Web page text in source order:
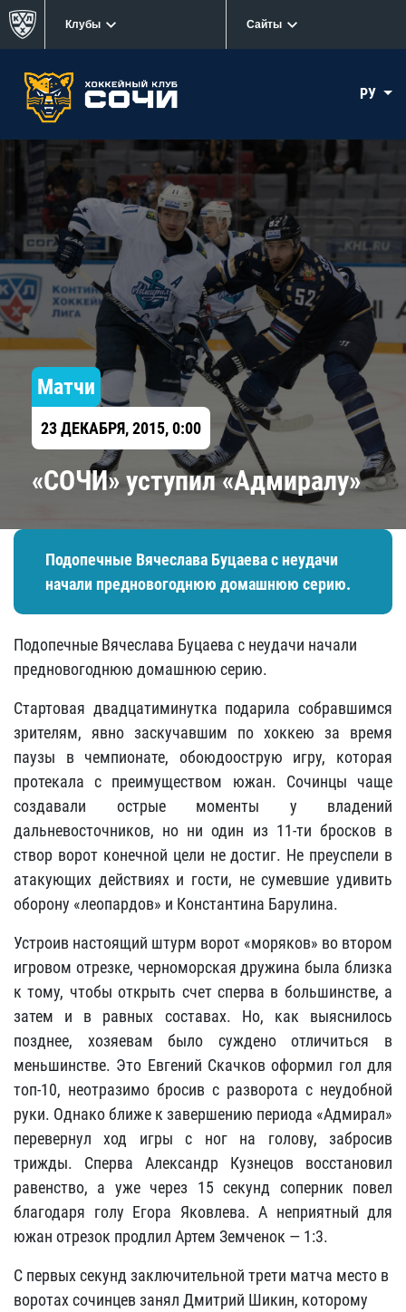
Клубы Сайты
РУ
Матчи
23 ДЕКАБРЯ, 2015, 0:00
«СОЧИ» уступил «Адмиралу»
Подопечные Вячеслава Буцаева с неудачи
начали предновогоднюю домашнюю серию.
Подопечные Вячеслава Буцаева с неудачи начали
предновогоднюю домашнюю серию.
Стартовая двадцатиминутка подарила собравшимся
зрителям, явно заскучавшим по хоккею за время
паузы в чемпионате, обоюдоострую игру, которая
протекала с преимуществом южан. Сочинцы чаще
создавали острые моменты у владений
дальневосточников, но ни один из 11-ти бросков в
створ ворот конечной цели не достиг. Не преуспели в
атакующих действиях и гости, не сумевшие удивить
оборону «леопардов» и Константина Барулина.
Устроив настоящий штурм ворот «моряков» во втором
игровом отрезке, черноморская дружина была близка
к тому, чтобы открыть счет сперва в большинстве, а
затем и в равных составах. Но, как выяснилось
позднее, хозяевам было суждено отличиться в
меньшинстве. Это Евгений Скачков оформил гол для
топ-10, неотразимо бросив с разворота с неудобной
руки. Однако ближе к завершению периода «Адмирал»
перевернул ход игры с ног на голову, забросив
трижды. Сперва Александр Кузнецов восстановил
равенство, а уже через 15 секунд соперник повел
благодаря голу Егора Яковлева. А неприятный для
южан отрезок продлил Артем Земченок — 1:3.
С первых секунд заключительной трети матча место в
воротах сочинцев занял Дмитрий Шикин, которому